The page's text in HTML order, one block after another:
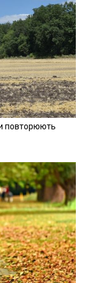
повторюють